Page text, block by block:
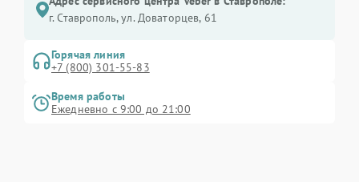
г. Ставрополь, ул. Доваторцев, 61
Горячая линия
+7 (800) 301-55-83
Время работы
Ежедневно с 9:00 до 21:00